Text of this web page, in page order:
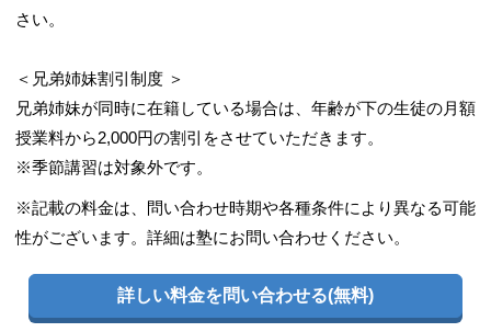
さい。
＜兄弟姉妹割引制度 ＞
兄弟姉妹が同時に在籍している場合は、年齢が下の生徒の月額
授業料から2,000円の割引をさせていただきます。
※季節講習は対象外です。
※記載の料金は、問い合わせ時期や各種条件により異なる可能
性がございます。詳細は塾にお問い合わせください。
詳しい料金を問い合わせる(無料)